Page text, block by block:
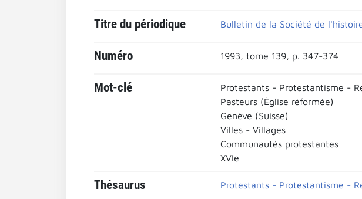
Titre du périodique Bulletin de la Société de
Numéro 1993, tome 139, p. 347-374
Mot-clé
Protestants - Protestantisme -
Pasteurs (Église réformée)
Genève (Suisse)
Villes - Villages
Communautés protestantes
XVIe
Thésaurus
Protestants - Protestantisme -